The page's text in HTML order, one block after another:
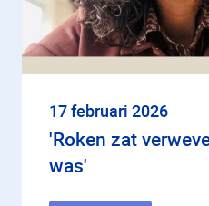
17 februari 2026
'Roken zat
was'